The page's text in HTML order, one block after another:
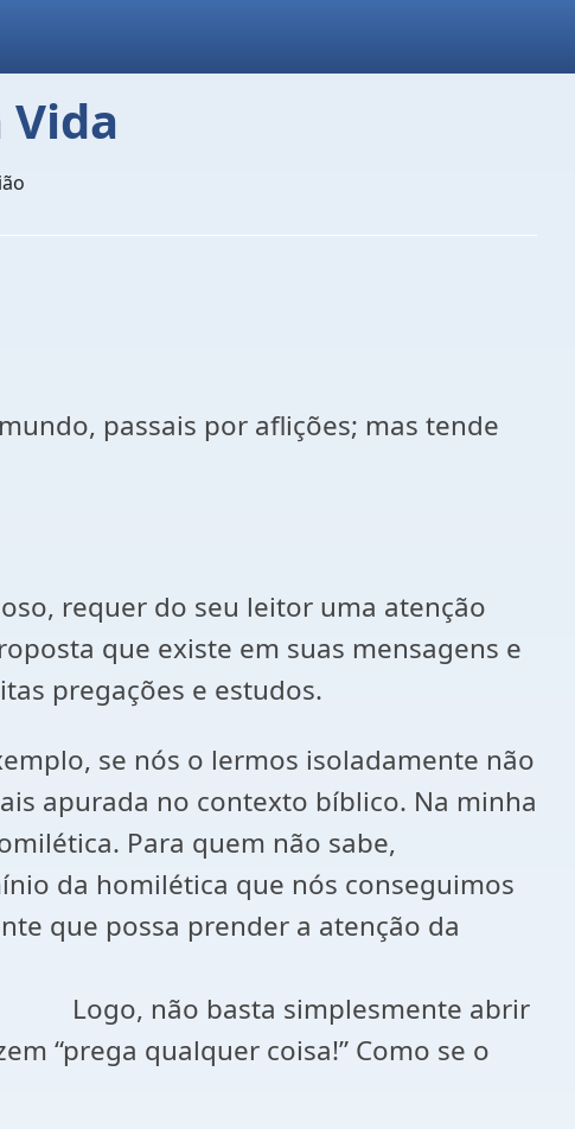
passais por aflições; mas tende
requer do seu leitor uma atenção
que existe em suas mensagens e
pregações e estudos.
se nós o lermos isoladamente não
apurada no contexto bíblico. Na minha
Para quem não sabe,
da homilética que nós conseguimos
que possa prender a atenção da
abrir
“prega qualquer coisa!” Como se o